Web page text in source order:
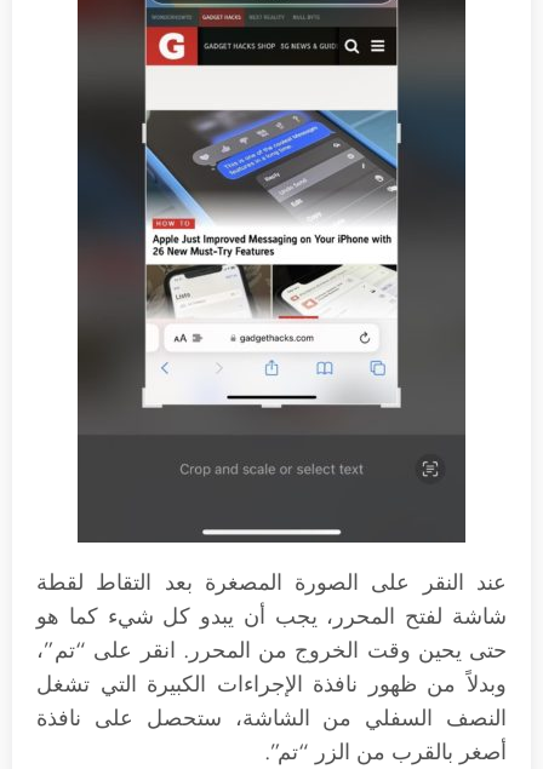
عند النقر على الصورة المصغرة بعد التقاط لقطة
شاشة لفتح المحرر، يجب أن يبدو كل شيء كما هو
حتى يحين وقت الخروج من المحرر. انقر على “تم”،
وبدلاً من ظهور نافذة الإجراءات الكبيرة التي تشغل
النصف السفلي من الشاشة، ستحصل على نافذة
أصغر بالقرب من الزر “تم”.